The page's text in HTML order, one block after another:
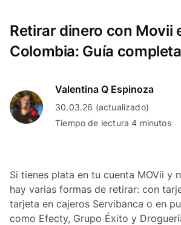
Retirar dinero con Movii
Colombia: Guía completa
Valentina Q Espinoza
30.03.26 (actualizado)
Tiempo de lectura 4 minutos
Si tienes plata en tu cuenta MOVii y
hay varias formas de retirar: con
tarjeta en cajeros Servibanca o en
como Efecty, Grupo Éxito y